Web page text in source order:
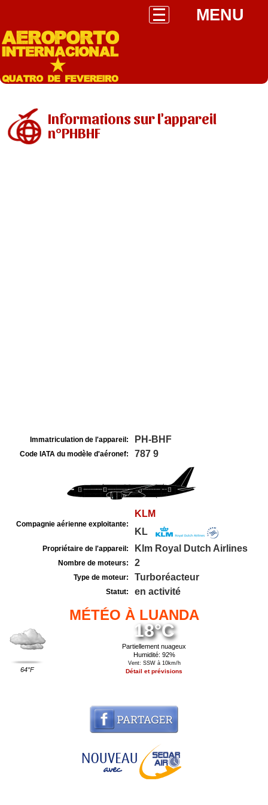
MENU
Informations sur l'appareil
n°PHBHF
Immatriculation de l'appareil: PH-BHF
Code IATA du modèle d'aéronef: 787 9
Compagnie aérienne exploitante:
KLM
KL
Propriétaire de l'appareil: Klm Royal Dutch Airlines
Nombre de moteurs: 2
Type de moteur: Turboréacteur
Statut: en activité
MÉTÉO À LUANDA
64°F
18°C
Partiellement nuageux
Humidité: 92%
Vent: SSW à 10km/h
Détail et prévisions